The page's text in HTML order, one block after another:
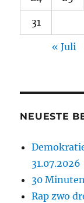
31
« Juli
NEUESTE
31.07.2026
30
Rap zwo